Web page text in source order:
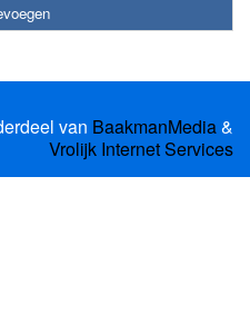
van BaakmanMedia&
Vrolijk Internet Services